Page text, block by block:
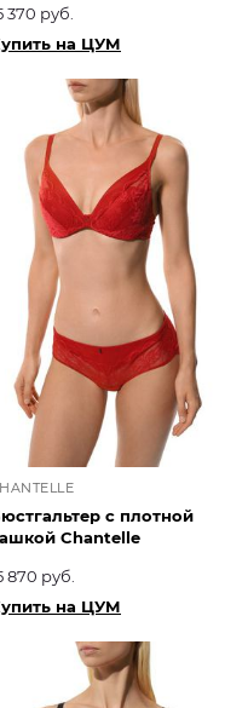
370 руб.
на ЦУМ
с плотной
Chantelle
870 руб.
на ЦУМ